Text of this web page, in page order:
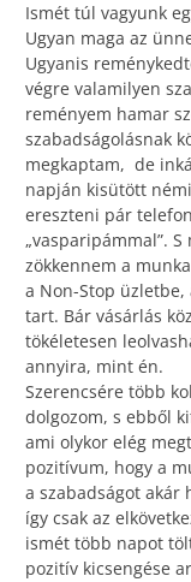
Ismét túl vagyunk
Ugyan maga az
Ugyanis
végre valamilyen
reményem hamar
szabadságolásnak
megkaptam, de
napján kisütött
ereszteni pár
„vasparipámmal”.
zökkennem a
a Non-Stop
tart. Bár vásárlás
tökéletesen
annyira, mint én.
Szerencsére több
dolgozom, s ebből
ami olykor elég
pozitívum, hogy a
a szabadságot akár
így csak az
ismét több napot
pozitív kicsengése